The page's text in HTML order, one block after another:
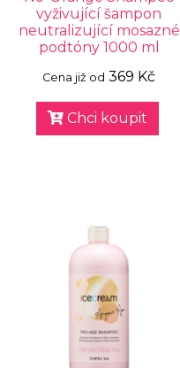
vyživující šampon
neutralizující mosazné
podtóny 1000 ml
Cena již od 369 Kč
Chci koupit